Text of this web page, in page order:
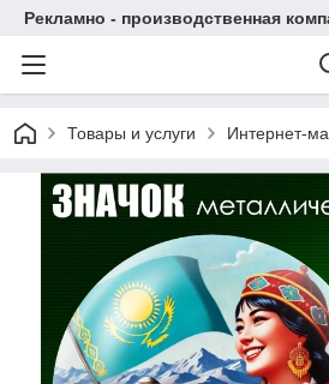
Рекламно - производственная
Товары и услуги Интернет-